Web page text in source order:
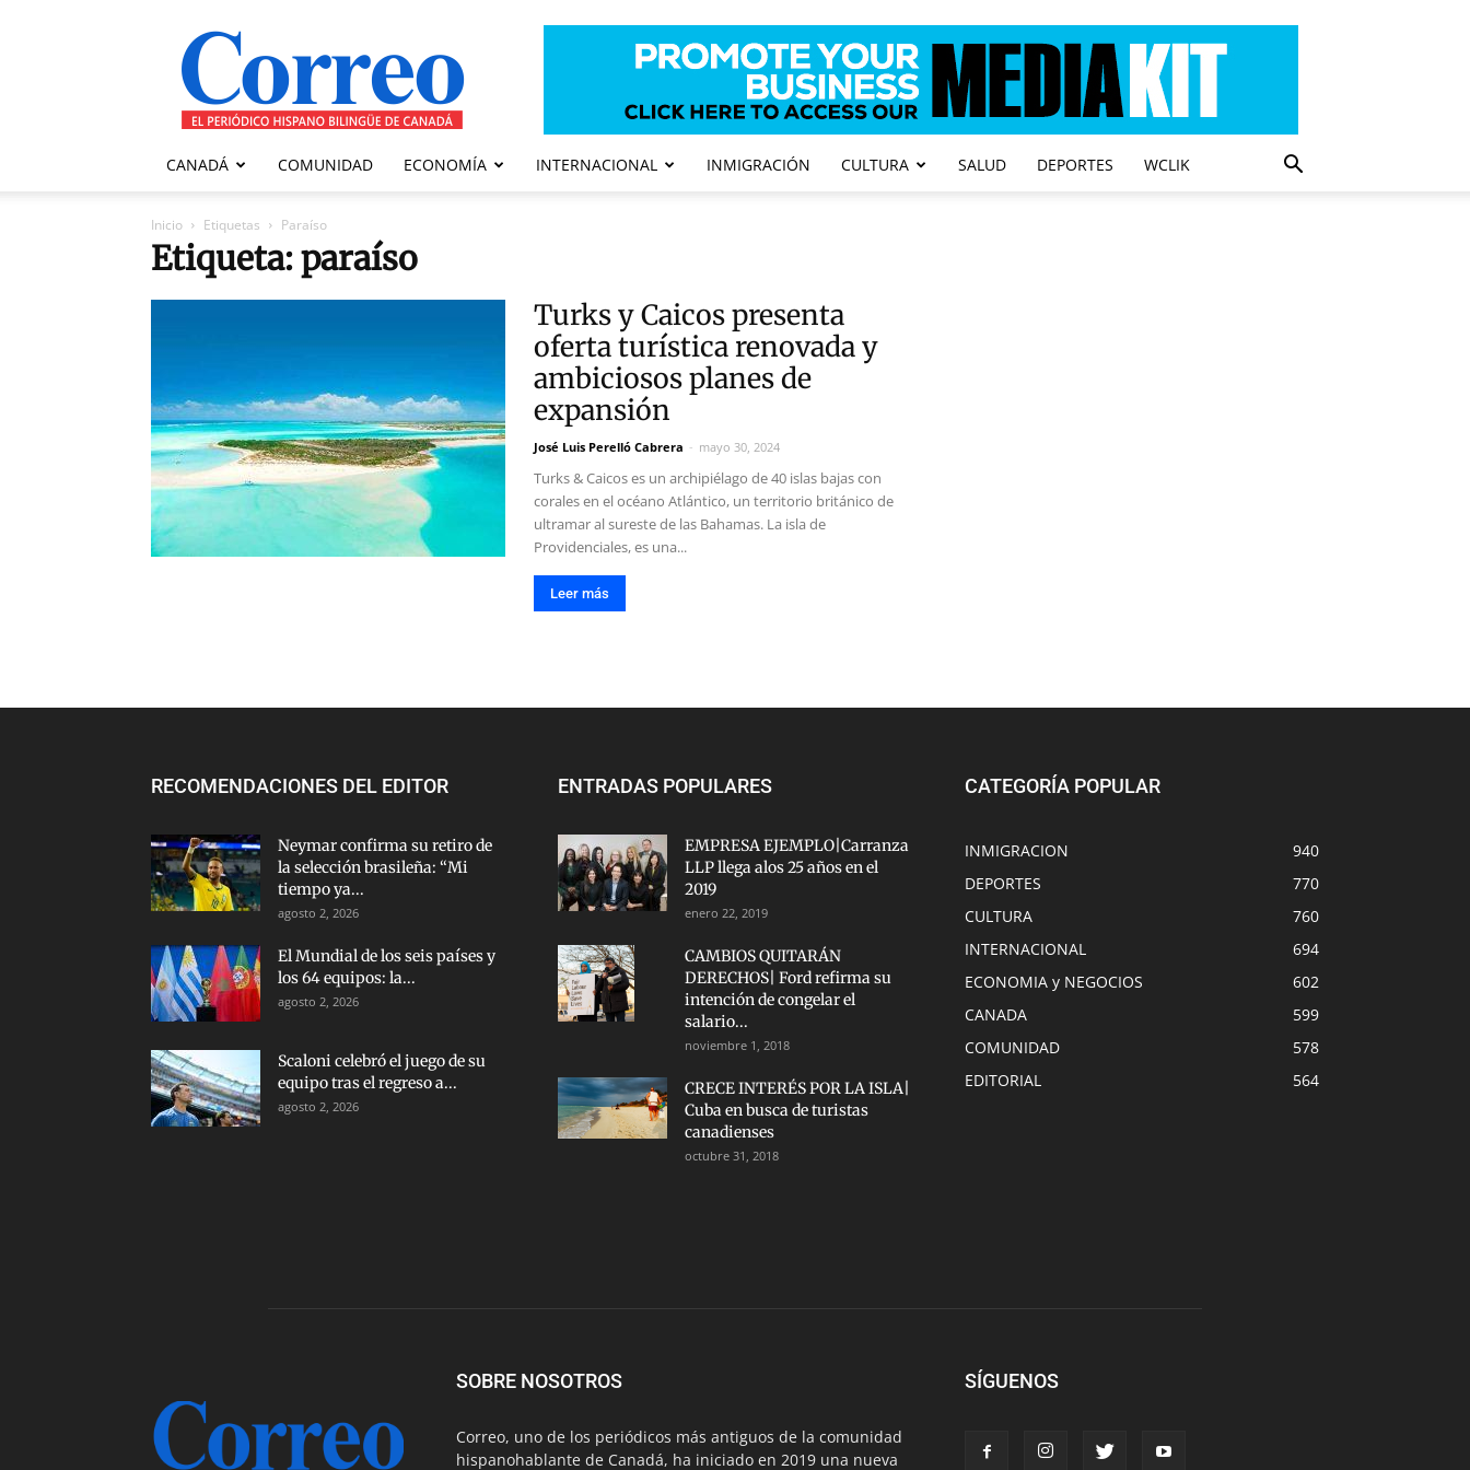
Correo
Canadiense
CANADÁ COMUNIDAD ECONOMÍA INTERNACIONAL INMIGRACIÓN CULTURA SALUD DEPORTES WCLIK
Inicio Etiquetas Paraíso
Etiqueta: paraíso
Turks y Caicos presenta
oferta turística renovada y
ambiciosos planes de
expansión
José Luis Perelló Cabrera - mayo 30, 2024
Turks & Caicos es un archipiélago de 40 islas bajas con
corales en el océano Atlántico, un territorio británico de
ultramar al sureste de las Bahamas. La isla de
Providenciales, es una...
Leer más
RECOMENDACIONES DEL EDITOR
Neymar confirma su retiro de
la selección brasileña: “Mi
tiempo ya...
agosto 2, 2026
El Mundial de los seis países y
los 64 equipos: la...
agosto 2, 2026
Scaloni celebró el juego de su
equipo tras el regreso a...
agosto 2, 2026
ENTRADAS POPULARES
EMPRESA EJEMPLO|Carranza
LLP llega alos 25 años en el
2019
enero 22, 2019
CAMBIOS QUITARÁN
DERECHOS| Ford refirma su
intención de congelar el
salario...
noviembre 1, 2018
CRECE INTERÉS POR LA ISLA|
Cuba en busca de turistas
canadienses
octubre 31, 2018
CATEGORÍA POPULAR
INMIGRACION
940
DEPORTES
770
CULTURA
760
INTERNACIONAL
694
ECONOMIA y NEGOCIOS
602
CANADA
599
COMUNIDAD
578
EDITORIAL
564
SOBRE NOSOTROS
Correo, uno de los periódicos más antiguos de la comunidad
hispanohablante de Canadá, ha iniciado en 2019 una nueva
SÍGUENOS